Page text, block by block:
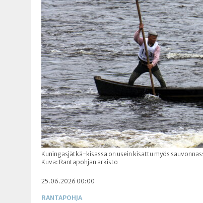
Kuningasjätkä-kisassa on usein kisattu myös
Kuva: Rantapohjan arkisto
25.06.2026 00:00
RANTAPOHJA